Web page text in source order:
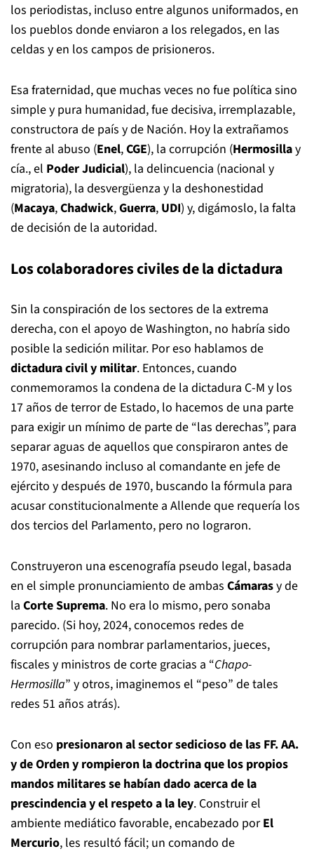
los periodistas, incluso entre algunos uniformados, en
los pueblos donde enviaron a los relegados, en las
celdas y en los campos de prisioneros.
Esa fraternidad, que muchas veces no fue política sino
simple y pura humanidad, fue decisiva, irremplazable,
constructora de país y de Nación. Hoy la extrañamos
frente al abuso (Enel,CGE), la corrupción (Hermosillay
cía., el Poder Judicial), la delincuencia (nacional y
migratoria), la desvergüenza y la deshonestidad
(Macaya,Chadwick,Guerra, UDI) y, digámoslo, la falta
de decisión de la autoridad.
Los colaboradores civiles de la dictadura
Sin la conspiración de los sectores de la extrema
derecha, con el apoyo de Washington, no habría sido
posible la sedición militar. Por eso hablamos de
dictadura civil y militar. Entonces, cuando
conmemoramos la condena de la dictadura C-M y los
17 años de terror de Estado, lo hacemos de una parte
para exigir un mínimo de parte de “las derechas”, para
separar aguas de aquellos que conspiraron antes de
1970, asesinando incluso al comandante en jefe de
ejército y después de 1970, buscando la fórmula para
acusar constitucionalmente a Allende que requería los
dos tercios del Parlamento, pero no lograron.
Construyeron una escenografía pseudo legal, basada
en el simple pronunciamiento de ambas Cámarasy de
la Corte Suprema. No era lo mismo, pero sonaba
parecido. (Si hoy, 2024, conocemos redes de
corrupción para nombrar parlamentarios, jueces,
fiscales y ministros de corte gracias a “Chapo-
Hermosilla” y otros, imaginemos el “peso” de tales
redes 51 años atrás).
Con eso presionaron al sector sedicioso de las FF. AA.
y de Orden y rompieron la doctrina que los propios
mandos militares se habían dado acerca de la
prescindencia y el respeto a la ley. Construir el
ambiente mediático favorable, encabezado porEl
Mercurio, les resultó fácil; un comando de